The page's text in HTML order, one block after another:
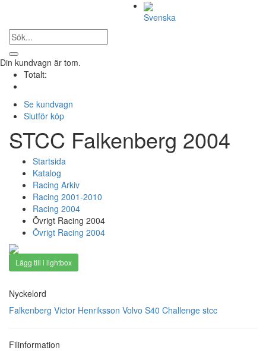
Svenska
Din kundvagn är tom.
Totalt:
Se kundvagn
Slutför köp
STCC Falkenberg 2004
Startsida
Katalog
Racing Arkiv
Racing 2001-2010
Racing 2004
Övrigt Racing 2004
Övrigt Racing 2004
Lägg till i lightbox
Nyckelord
Falkenberg Victor Henriksson Volvo S40 Challenge stcc
Filinformation